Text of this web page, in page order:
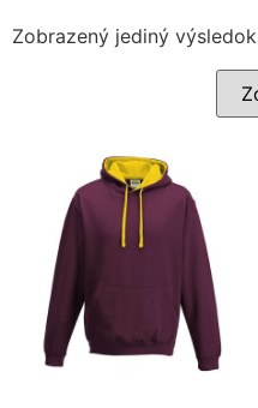
Zobrazený jediný výsledok